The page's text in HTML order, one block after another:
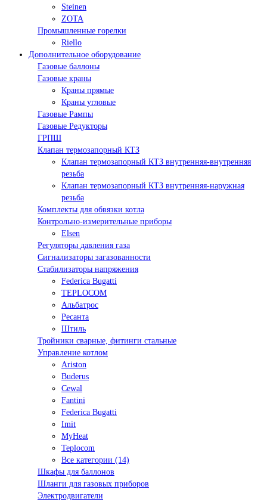
Steinen
ZOTA
Промышленные горелки
Riello
Дополнительное оборудование
Газовые баллоны
Газовые краны
Краны прямые
Краны угловые
Газовые Рампы
Газовые Редукторы
ГРПШ
Клапан термозапорный КТЗ
Клапан термозапорный КТЗ внутренняя-внутренняя
резьба
Клапан термозапорный КТЗ внутренняя-наружная
резьба
Комплекты для обвязки котла
Контрольно-измерительные приборы
Elsen
Регуляторы давления газа
Сигнализаторы загазованности
Стабилизаторы напряжения
Federica Bugatti
TEPLOCOM
Альбатрос
Ресанта
Штиль
Тройники сварные, фитинги стальные
Управление котлом
Ariston
Buderus
Cewal
Fantini
Federica Bugatti
Imit
MyHeat
Teplocom
Все категории (14)
Шкафы для баллонов
Шланги для газовых приборов
Электродвигатели